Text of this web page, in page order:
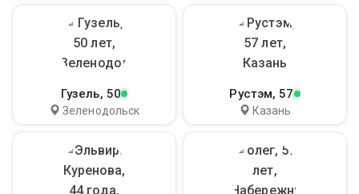
Гузель, 50
Зеленодольск
Рустэм, 57
Казань